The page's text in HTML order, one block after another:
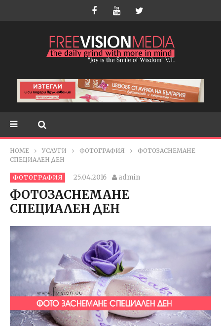
HOME УСЛУГИ ФОТОГРАФИЯ
ФОТОЗАСНЕМАНЕ
СПЕЦИАЛЕН ДЕН
ФОТОГРАФИЯ 25.04.2016 admin
ФОТОЗАСНЕМАНЕ
СПЕЦИАЛЕН ДЕН